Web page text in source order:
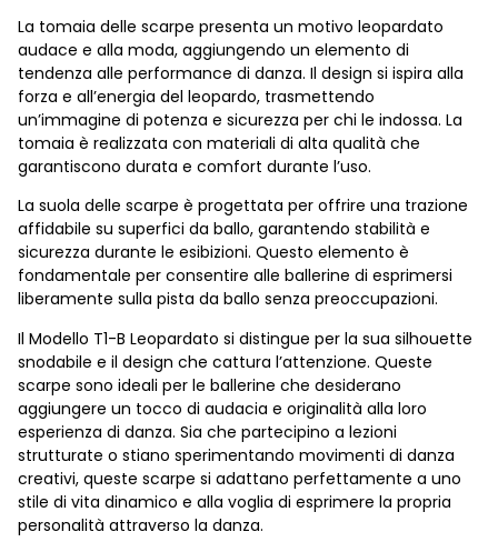
La tomaia delle scarpe presenta un motivo leopardato
audace e alla moda, aggiungendo un elemento di
tendenza alle performance di danza. Il design si ispira alla
forza e all’energia del leopardo, trasmettendo
un’immagine di potenza e sicurezza per chi le indossa. La
tomaia è realizzata con materiali di alta qualità che
garantiscono durata e comfort durante l’uso.
La suola delle scarpe è progettata per offrire una trazione
affidabile su superfici da ballo, garantendo stabilità e
sicurezza durante le esibizioni. Questo elemento è
fondamentale per consentire alle ballerine di esprimersi
liberamente sulla pista da ballo senza preoccupazioni.
Il Modello T1-B Leopardato si distingue per la sua silhouette
snodabile e il design che cattura l’attenzione. Queste
scarpe sono ideali per le ballerine che desiderano
aggiungere un tocco di audacia e originalità alla loro
esperienza di danza. Sia che partecipino a lezioni
strutturate o stiano sperimentando movimenti di danza
creativi, queste scarpe si adattano perfettamente a uno
stile di vita dinamico e alla voglia di esprimere la propria
personalità attraverso la danza.